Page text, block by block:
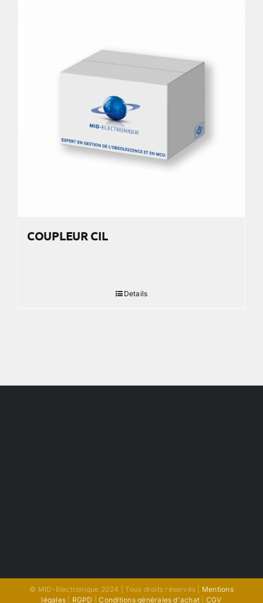
COUPLEUR CIL
Details
© MID-Electronique 2024 | Tous droits réservés | Mentions
légales
RGPD |Conditions générales d'achat CGV